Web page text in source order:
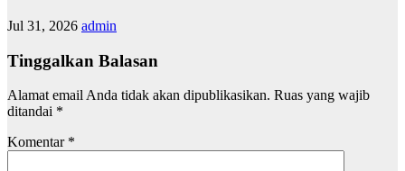
Jul 31, 2026 admin
Tinggalkan Balasan
Alamat email Anda tidak akan dipublikasikan. Ruas yang wajib
ditandai *
Komentar *